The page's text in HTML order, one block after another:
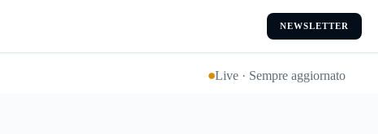
NEWSLETTER
Live · Sempre aggiornato